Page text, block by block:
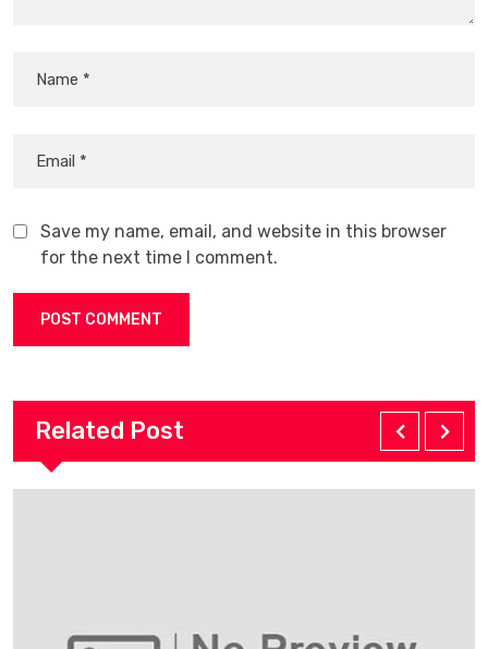
Save my name, email, and website in this browser
for the next time I comment.
Related Post